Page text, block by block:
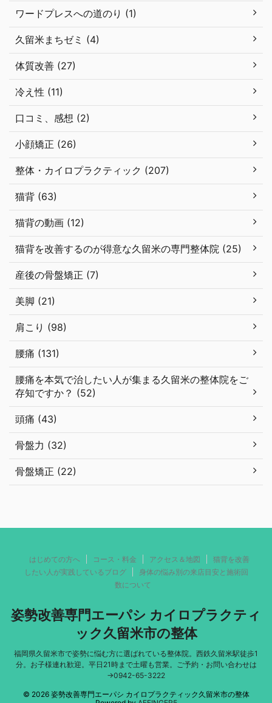
ワードプレスへの道のり (1)
久留米まちゼミ (4)
体質改善 (27)
冷え性 (11)
口コミ、感想 (2)
小顔矯正 (26)
整体・カイロプラクティック (207)
猫背 (63)
猫背の動画 (12)
猫背を改善するのが得意な久留米の専門整体院 (25)
産後の骨盤矯正 (7)
美脚 (21)
肩こり (98)
腰痛 (131)
腰痛を本気で治したい人が集まる久留米の整体院をご
存知ですか？ (52)
頭痛 (43)
骨盤力 (32)
骨盤矯正 (22)
はじめての方へ コース・料金 アクセス＆地図
猫背を改善
したい人が実践しているブログ
身体の悩み別の来店目安と施術回
数について
姿勢改善専門エーパシ カイロプラクティ
ック久留米市の整体
福岡県久留米市で姿勢に悩む方に選ばれている整体院。西鉄久留米駅徒歩1
分。お子様連れ歓迎。平日21時まで土曜も営業。ご予約・お問い合わせは
→0942-65-3222
© 2026 姿勢改善専門エーパシ カイロプラクティック久留米市の整体